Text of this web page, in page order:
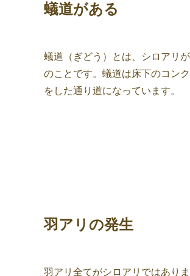
蟻道がある
蟻道（ぎどう）とは、シロアリ
のことです。蟻道は床下のコン
をした通り道になっています。
羽アリの発生
羽アリ全てがシロアリではあり